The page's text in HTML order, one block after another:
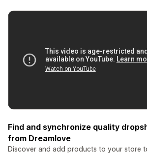
Find and synchronize quality
from Dreamlove
Discover and add products to your store